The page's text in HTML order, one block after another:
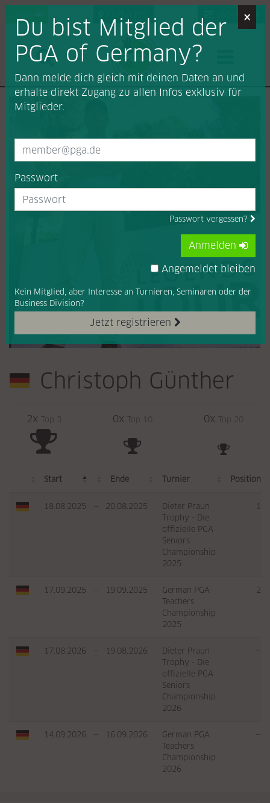
Job-Portal
Christoph Günther
2x Top 3 0x Top 10 0x Top 20
Start Ende Turnier Position
18.08.2025 — 20.08.2025
Dieter Praun
Trophy - Die
offizielle PGA
Seniors
Championship
2025
1
17.09.2025 — 19.09.2025
German PGA
Teachers
Championship
2025
2
17.08.2026 — 19.08.2026
Dieter Praun
Trophy - Die
offizielle PGA
Seniors
Championship
2026
—
14.09.2026 — 16.09.2026
German PGA
Teachers
Championship
2026
—
×
Du bist Mitglied der
PGA of Germany?
Dann melde dich gleich mit deinen Daten an und
erhalte direkt Zugang zu allen Infos exklusiv für
Mitglieder.
Passwort
Passwort vergessen?
Jetzt registrieren
Kein Mitglied, aber Interesse an Turnieren, Seminaren oder der
Business Division?
Anmelden
Angemeldet bleiben